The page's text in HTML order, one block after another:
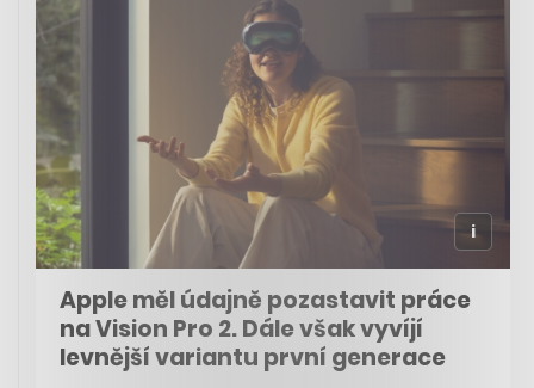
Apple měl údajně pozastavit práce
na Vision Pro 2. Dále však vyvíjí
levnější variantu první generace